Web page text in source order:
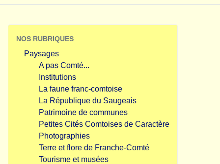
NOS RUBRIQUES
Paysages
A pas Comté...
Institutions
La faune franc-comtoise
La République du Saugeais
Patrimoine de communes
Petites Cités Comtoises de Caractère
Photographies
Terre et flore de Franche-Comté
Tourisme et musées